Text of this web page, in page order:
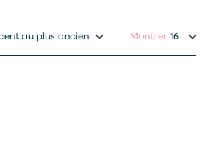
Montrer